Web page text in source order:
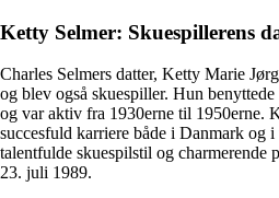
Ketty Selmer: Skuespillerens
Charles Selmers datter, Ketty Marie
og blev også skuespiller. Hun
og var aktiv fra 1930erne til 1950erne.
succesfuld karriere både i Danmark og
talentfulde skuespilstil og charmerende
23. juli 1989.